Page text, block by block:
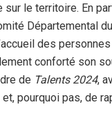
le territoire. En
Départemental
des
conforté son
de Talents 2024,
pourquoi pas, de